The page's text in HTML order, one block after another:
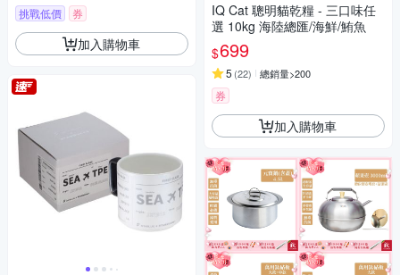
挑戰低價 券
加入購物車
IQ Cat 聰明貓乾糧 - 三口味任
選 10kg 海陸總匯/海鮮/鮪魚
$699
5 (22) 總銷量>200
券
加入購物車